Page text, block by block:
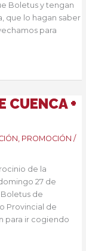
Boletus y tengan
que lo hagan saber
para
CUENCA +
, PROMOCIÓN /
de la
27 de
de
Provincial de
para ir cogiendo